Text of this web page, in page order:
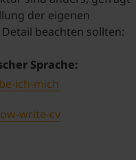
der eigenen
beachten sollten:
Sprache:
ich-mich
write-cv